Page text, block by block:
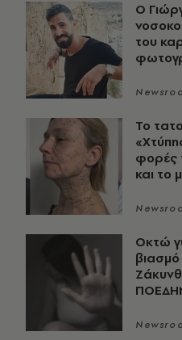
O
του
Το
φορές
και το
Οκτώ